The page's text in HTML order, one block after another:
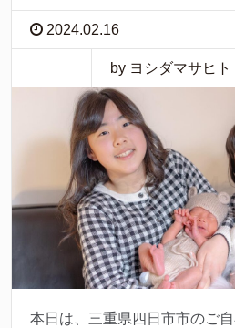
2024.02.16
by ヨシダマサヒト
本日は、三重県四日市市のご